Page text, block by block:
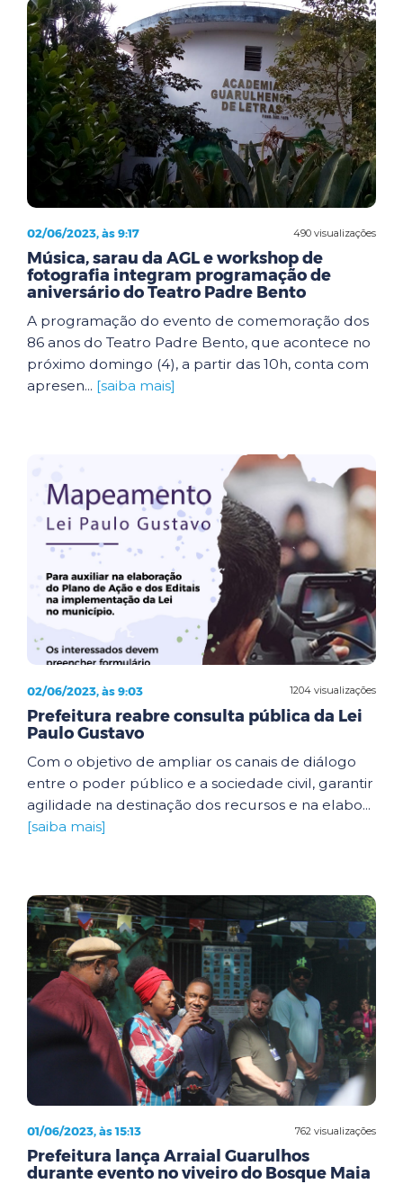
490 visualizações
02/06/2023, às 9:17
Música, sarau da AGL e workshop de
fotografia integram programação de
aniversário do Teatro Padre Bento
A programação do evento de comemoração dos
86 anos do Teatro Padre Bento, que acontece no
próximo domingo (4), a partir das 10h, conta com
apresen... [saiba mais]
1204 visualizações
02/06/2023, às 9:03
Prefeitura reabre consulta pública da Lei
Paulo Gustavo
Com o objetivo de ampliar os canais de diálogo
entre o poder público e a sociedade civil, garantir
agilidade na destinação dos recursos e na elabo...
[saiba mais]
762 visualizações
01/06/2023, às 15:13
Prefeitura lança Arraial Guarulhos
durante evento no viveiro do Bosque Maia